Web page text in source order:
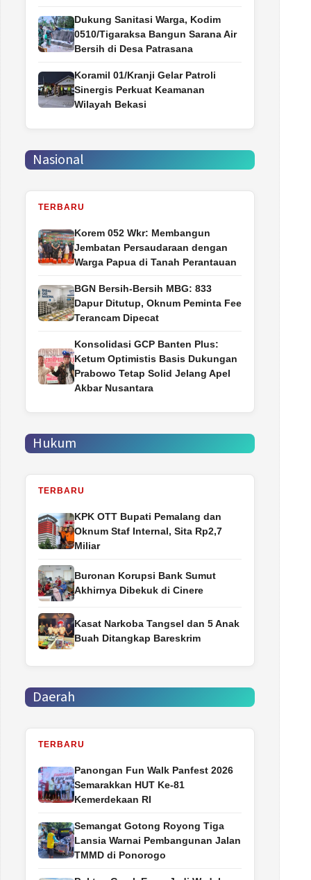
Dukung Sanitasi Warga, Kodim
0510/Tigaraksa Bangun Sarana Air
Bersih di Desa Patrasana
Koramil 01/Kranji Gelar Patroli
Sinergis Perkuat Keamanan
Wilayah Bekasi
Nasional
TERBARU
Korem 052 Wkr: Membangun
Jembatan Persaudaraan dengan
Warga Papua di Tanah Perantauan
BGN Bersih-Bersih MBG: 833
Dapur Ditutup, Oknum Peminta Fee
Terancam Dipecat
Konsolidasi GCP Banten Plus:
Ketum Optimistis Basis Dukungan
Prabowo Tetap Solid Jelang Apel
Akbar Nusantara
Hukum
TERBARU
‎KPK OTT Bupati Pemalang dan
Oknum Staf Internal, Sita Rp2,7
Miliar
Buronan Korupsi Bank Sumut
Akhirnya Dibekuk di Cinere
Kasat Narkoba Tangsel dan 5 Anak
Buah Ditangkap Bareskrim
Daerah
TERBARU
Panongan Fun Walk Panfest 2026
Semarakkan HUT Ke-81
Kemerdekaan RI
Semangat Gotong Royong Tiga
Lansia Warnai Pembangunan Jalan
TMMD di Ponorogo